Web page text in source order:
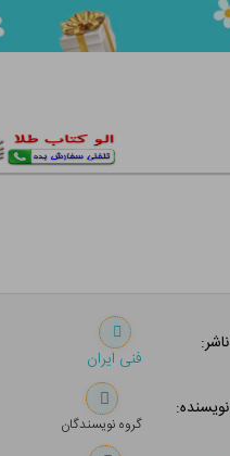
ناشر:
فنی ایران
نویسنده:
گروه نویسندگان